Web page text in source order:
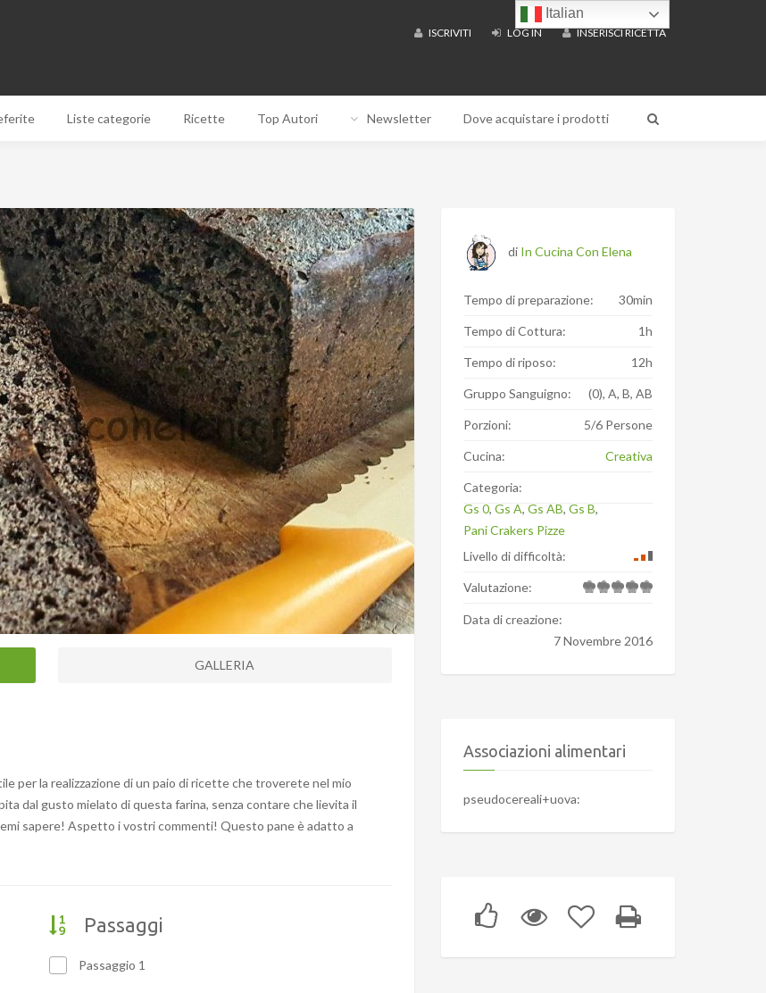
ISCRIVITI LOG IN INSERISCI RICETTA
Liste categorie Ricette Top Autori Newsletter Dove acquistare i prodotti
GALLERIA
per la realizzazione di un paio di ricette che troverete nel mio
dal gusto mielato di questa farina, senza contare che lievita il
sapere! Aspetto i vostri commenti! Questo pane è adatto a
Passaggi
Passaggio 1
di In Cucina Con Elena
Tempo di preparazione: 30min
Tempo di Cottura: 1h
Tempo di riposo: 12h
Gruppo Sanguigno: (0), A, B, AB
Porzioni: 5/6 Persone
Cucina: Creativa
Categoria:
Gs 0, Gs A, Gs AB, Gs B,
Pani Crakers Pizze
Livello di difficoltà:
Valutazione:
Data di creazione:
7 Novembre 2016
Associazioni alimentari
pseudocereali+uova:
Italian